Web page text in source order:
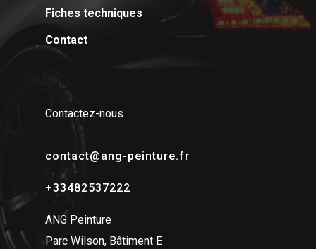
Fiches techniques
Contact
Contactez-nous
contact@ang-peinture.fr
+33482537222
ANG Peinture
Parc Wilson, Bâtiment E